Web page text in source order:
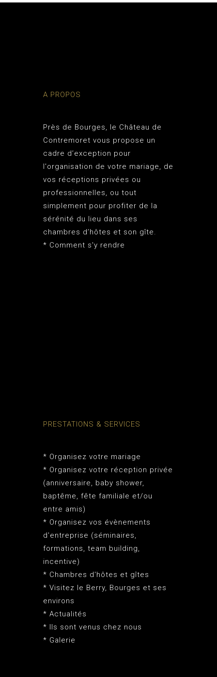
A PROPOS
Près de Bourges, le Château de
Contremoret vous propose un
cadre d’exception pour
l'organisation de votre mariage, de
vos réceptions privées ou
professionnelles, ou tout
simplement pour profiter de la
sérénité du lieu dans ses
chambres d’hôtes et son gîte.
* Comment s'y rendre
PRESTATIONS & SERVICES
* Organisez votre mariage
* Organisez votre réception privée
(anniversaire, baby shower,
baptême, fête familiale et/ou
entre amis)
* Organisez vos évènements
d'entreprise (séminaires,
formations, team building,
incentive)
* Chambres d'hôtes et gîtes
* Visitez le Berry, Bourges et ses
environs
* Actualités
* Ils sont venus chez nous
* Galerie